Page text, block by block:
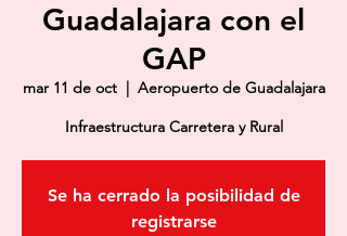
Guadalajara con el
GAP
mar 11 de oct
  |
Aeropuerto de Guadalajara
Infraestructura Carretera y Rural
Se ha cerrado la posibilidad de
registrarse